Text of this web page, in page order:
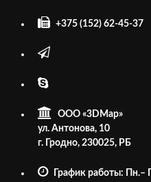
+375 (152) 62-45-37
ООО «3DMap»
ул. Антонова, 10
г. Гродно, 230025, РБ
График работы: Пн.–